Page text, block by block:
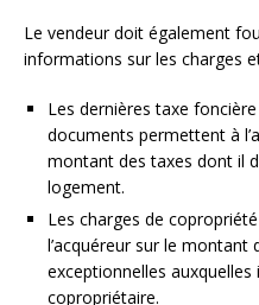
Le vendeur doit également
informations sur les charges
Les dernières taxe
documents permettent à
montant des taxes dont il
logement.
Les charges de
l’acquéreur sur le
exceptionnelles
copropriétaire.